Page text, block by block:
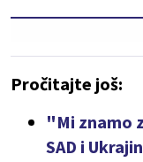
Pročitajte još:
"Mi znamo
SAD i